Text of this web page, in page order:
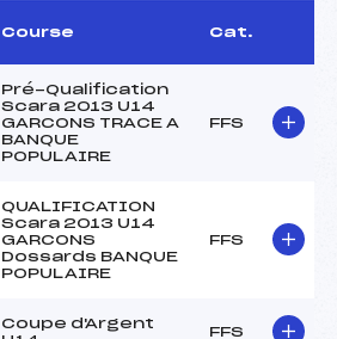
Course Cat.
Pré-Qualification
Scara 2013 U14
GARCONS TRACE A
BANQUE
POPULAIRE
FFS
QUALIFICATION
Scara 2013 U14
GARCONS
Dossards BANQUE
POPULAIRE
FFS
Coupe d'Argent
FFS